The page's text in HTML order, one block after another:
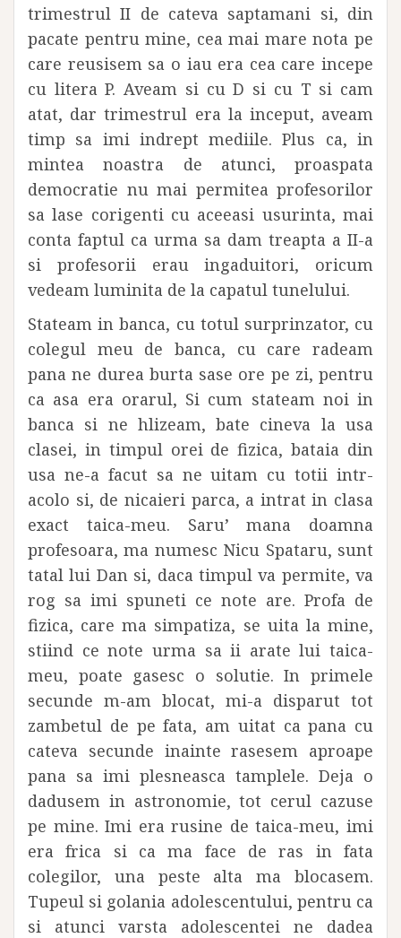
trimestrul II de cateva saptamani si, din
pacate pentru mine, cea mai mare nota pe
care reusisem sa o iau era cea care incepe
cu litera P. Aveam si cu D si cu T si cam
atat, dar trimestrul era la inceput, aveam
timp sa imi indrept mediile. Plus ca, in
mintea noastra de atunci, proaspata
democratie nu mai permitea profesorilor
sa lase corigenti cu aceeasi usurinta, mai
conta faptul ca urma sa dam treapta a II-a
si profesorii erau ingaduitori, oricum
vedeam luminita de la capatul tunelului.
Stateam in banca, cu totul surprinzator, cu
colegul meu de banca, cu care radeam
pana ne durea burta sase ore pe zi, pentru
ca asa era orarul, Si cum stateam noi in
banca si ne hlizeam, bate cineva la usa
clasei, in timpul orei de fizica, bataia din
usa ne-a facut sa ne uitam cu totii intr-
acolo si, de nicaieri parca, a intrat in clasa
exact taica-meu. Saru’ mana doamna
profesoara, ma numesc Nicu Spataru, sunt
tatal lui Dan si, daca timpul va permite, va
rog sa imi spuneti ce note are. Profa de
fizica, care ma simpatiza, se uita la mine,
stiind ce note urma sa ii arate lui taica-
meu, poate gasesc o solutie. In primele
secunde m-am blocat, mi-a disparut tot
zambetul de pe fata, am uitat ca pana cu
cateva secunde inainte rasesem aproape
pana sa imi plesneasca tamplele. Deja o
dadusem in astronomie, tot cerul cazuse
pe mine. Imi era rusine de taica-meu, imi
era frica si ca ma face de ras in fata
colegilor, una peste alta ma blocasem.
Tupeul si golania adolescentului, pentru ca
si atunci varsta adolescentei ne dadea